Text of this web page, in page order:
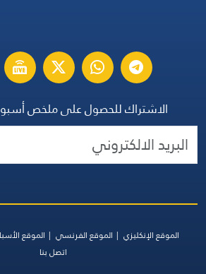
الاشتراك للحصول على ملخص
الموقع الإنكليزي الموقع الفرنسي الموقع
اتصل بنا